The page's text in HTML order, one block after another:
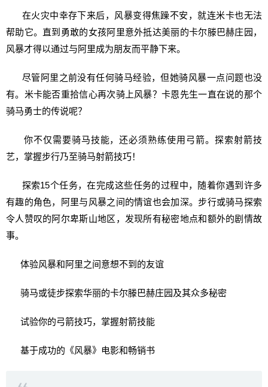
在火灾中幸存下来后，风暴变得焦躁不安，就连米卡也无法
帮助它。直到勇敢的女孩阿里意外抵达美丽的卡尔滕巴赫庄园，
风暴才得以通过与阿里成为朋友而平静下来。
尽管阿里之前没有任何骑马经验，但她骑风暴一点问题也没
有。米卡能否重拾信心再次骑上风暴？卡恩先生一直在说的那个
骑马勇士的传说呢？
你不仅需要骑马技能，还必须熟练使用弓箭。探索射箭技
艺，掌握步行乃至骑马射箭技巧！
探索15个任务，在完成这些任务的过程中，随着你遇到许多
有趣的角色，阿里与风暴之间的情谊也会加深。步行或骑马探索
令人赞叹的阿尔卑斯山地区，发现所有秘密地点和额外的剧情故
事。
体验风暴和阿里之间意想不到的友谊
骑马或徒步探索华丽的卡尔滕巴赫庄园及其众多秘密
试验你的弓箭技巧，掌握射箭技能
基于成功的《风暴》电影和畅销书